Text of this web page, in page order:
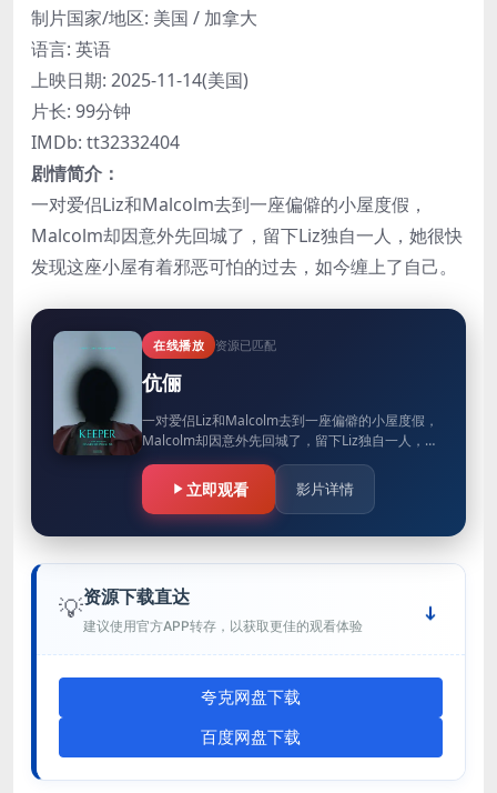
制片国家/地区: 美国 / 加拿大
语言: 英语
上映日期: 2025-11-14(美国)
片长: 99分钟
IMDb: tt32332404
剧情简介：
一对爱侣Liz和Malcolm去到一座偏僻的小屋度假，
Malcolm却因意外先回城了，留下Liz独自一人，她很快
发现这座小屋有着邪恶可怕的过去，如今缠上了自己。
在线播放 资源已匹配
伉俪
一对爱侣Liz和Malcolm去到一座偏僻的小屋度假，
Malcolm却因意外先回城了，留下Liz独自一人，她
很快发现这座小屋有着邪恶可怕的过去，如今缠上
了自己。立即观看 影片详情
💡资源下载直达
建议使用官方APP转存，以获取更佳的观看体验
夸克网盘下载
百度网盘下载